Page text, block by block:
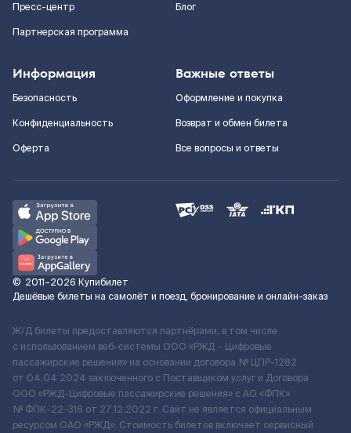
Пресс-центр
Партнерская программа
Блог
Информация
Безопасность
Конфиденциальность
Оферта
Важные ответы
Оформление и покупка
Возврат и обмен билета
Все вопросы и ответы
© 2011–2026 Купибилет
Дешёвые билеты на самолёт и поезд, бронирование и онлайн-заказ
Ж/Д билеты предоставляются партнёрами, в том числе
с использованием веб-системы ООО «РЖД – Цифровые
пассажирские решения» на основании договора № ЦПР-1282
от 04.04.2024 заключенного с Поставщиком услуг и Договора
ООО «РЖД-Цифровые пассажирские решения» c АО «ФПК»
№ ФПК-22-316 от 27.12.2022 г. Сайт не является официальным
ресурсом ОАО «РЖД». Стоимость билетов включает сервисный